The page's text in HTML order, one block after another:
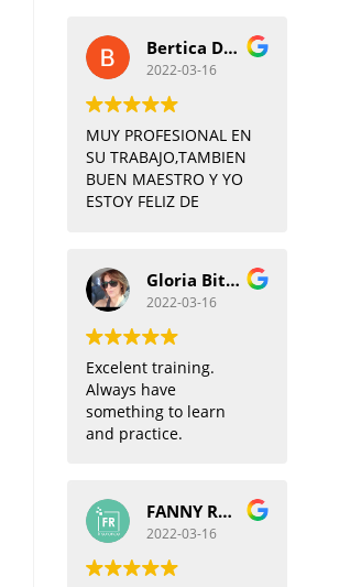
Bertica Diaz
2022-03-16
MUY PROFESIONAL EN
SU TRABAJO,TAMBIEN
BUEN MAESTRO Y YO
ESTOY FELIZ DE
MEJOR OFICINA DE
REALTOR, FORTEX
REALTY
Gloria Bitar
2022-03-16
Excelent training.
Always have
something to learn
and practice.
FANNY RANGEL Fr insurance
2022-03-16